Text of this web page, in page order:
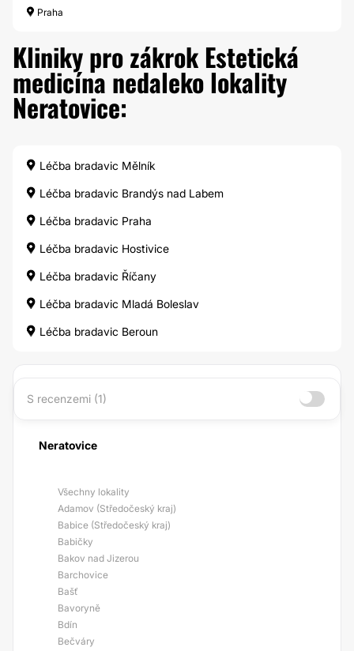
Praha
Kliniky pro zákrok Estetická
medicína nedaleko lokality
Neratovice:
Léčba bradavic Mělník
Léčba bradavic Brandýs nad Labem
Léčba bradavic Praha
Léčba bradavic Hostivice
Léčba bradavic Říčany
Léčba bradavic Mladá Boleslav
Léčba bradavic Beroun
S recenzemi (1)
Neratovice
Všechny lokality
Adamov (Středočeský kraj)
Babice (Středočeský kraj)
Babičky
Bakov nad Jizerou
Barchovice
Bašť
Bavoryně
Bdín
Bečváry